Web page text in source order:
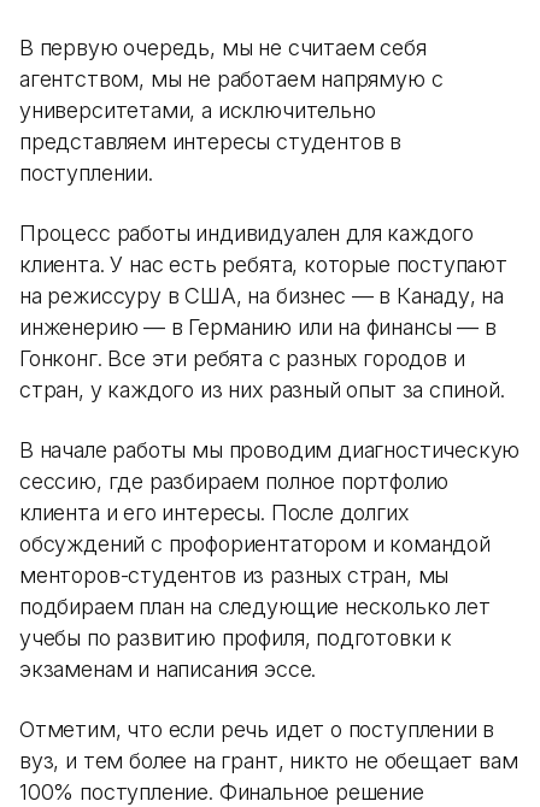
В первую очередь, мы не считаем себя
агентством, мы не работаем напрямую с
университетами, а исключительно
представляем интересы студентов в
поступлении.
Процесс работы индивидуален для каждого
клиента. У нас есть ребята, которые поступают
на режиссуру в США, на бизнес — в Канаду, на
инженерию — в Германию или на финансы — в
Гонконг. Все эти ребята с разных городов и
стран, у каждого из них разный опыт за спиной.
В начале работы мы проводим диагностическую
сессию, где разбираем полное портфолио
клиента и его интересы. После долгих
обсуждений с профориентатором и командой
менторов-студентов из разных стран, мы
подбираем план на следующие несколько лет
учебы по развитию профиля, подготовки к
экзаменам и написания эссе.
Отметим, что если речь идет о поступлении в
вуз, и тем более на грант, никто не обещает вам
100% поступление. Финальное решение